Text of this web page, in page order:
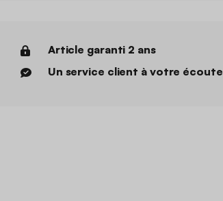
Article garanti 2 ans
Un service client à votre écoute